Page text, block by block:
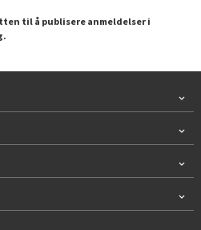
til å publisere anmeldelser i